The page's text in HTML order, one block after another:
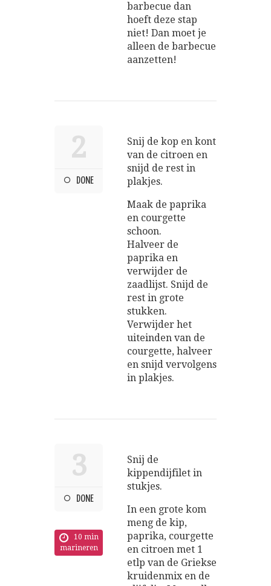
barbecue dan
hoeft deze stap
niet! Dan moet je
alleen de barbecue
aanzetten!
2
DONE
Snij de kop en kont
van de citroen en
snijd de rest in
plakjes.
Maak de paprika
en courgette
schoon.
Halveer de
paprika en
verwijder de
zaadlijst. Snijd de
rest in grote
stukken.
Verwijder het
uiteinden van de
courgette, halveer
en snijd vervolgens
in plakjes.
3
DONE
10 min
marineren
Snij de
kippendijfilet in
stukjes.
In een grote kom
meng de kip,
paprika, courgette
en citroen met 1
etlp van de Griekse
kruidenmix en de